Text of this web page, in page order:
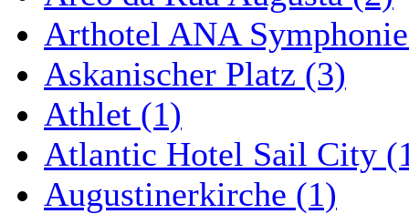
Arthotel ANA
Askanischer Platz (3)
Athlet (1)
Atlantic Hotel Sail City
Augustinerkirche (1)